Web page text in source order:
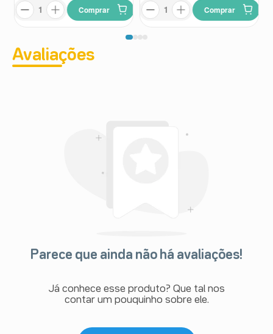
Comprar Comprar
Avaliações
Parece que ainda não há avaliações!
Já conhece esse produto? Que tal nos
contar um pouquinho sobre ele.